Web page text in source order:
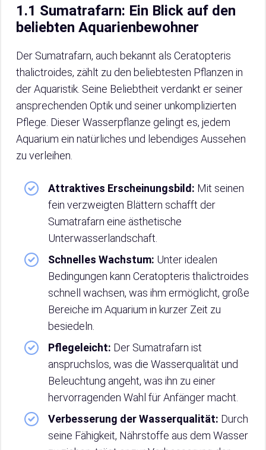
1.1 Sumatrafarn: Ein Blick auf den
beliebten Aquarienbewohner
Der Sumatrafarn, auch bekannt als Ceratopteris
thalictroides, zählt zu den beliebtesten Pflanzen in
der Aquaristik. Seine Beliebtheit verdankt er seiner
ansprechenden Optik und seiner unkomplizierten
Pflege. Dieser Wasserpflanze gelingt es, jedem
Aquarium ein natürliches und lebendiges Aussehen
zu verleihen.
Attraktives Erscheinungsbild: Mit seinen
fein verzweigten Blättern schafft der
Sumatrafarn eine ästhetische
Unterwasserlandschaft.
Schnelles Wachstum: Unter idealen
Bedingungen kann Ceratopteris thalictroides
schnell wachsen, was ihm ermöglicht, große
Bereiche im Aquarium in kurzer Zeit zu
besiedeln.
Pflegeleicht: Der Sumatrafarn ist
anspruchslos, was die Wasserqualität und
Beleuchtung angeht, was ihn zu einer
hervorragenden Wahl für Anfänger macht.
Verbesserung der Wasserqualität: Durch
seine Fähigkeit, Nährstoffe aus dem Wasser